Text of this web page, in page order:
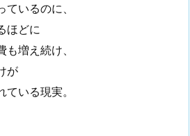
いるのに、
ほどに
増え続け、
が
いる現実。